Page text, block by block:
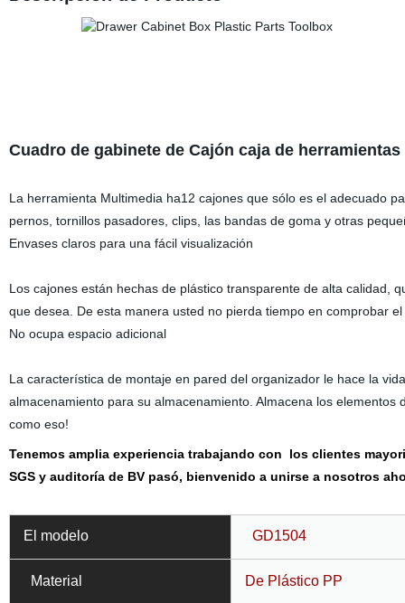
Cuadro de gabinete de Cajón caja de
La herramienta Multimedia ha12 cajones que sólo es el adecuado
pernos, tornillos pasadores, clips, las bandas de goma y otras
Envases claros para una fácil visualización
Los cajones están hechas de plástico transparente de alta calidad,
que desea. De esta manera usted no pierda tiempo en comprobar
No ocupa espacio adicional
La característica de montaje en pared del organizador le hace la
almacenamiento para su almacenamiento. Almacena los
como eso!
Tenemosamplia experiencia trabajando con los clientes
SGS y auditoría de BV pasó, bienvenido a unirse a nosotros
El modelo GD1504
Material De Plástico PP